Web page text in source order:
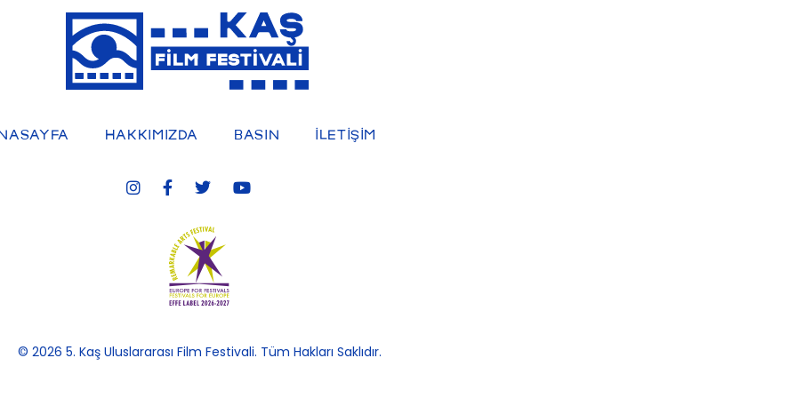
HAKKIMIZDA BASIN İLETİŞİM
© 2026 5. Kaş Uluslararası Film Festivali. Tüm Hakları Saklıdır.